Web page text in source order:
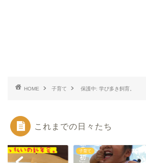
HOME 子育て 保護中: 学び多き飼育。
これまでの日々たち
子育て